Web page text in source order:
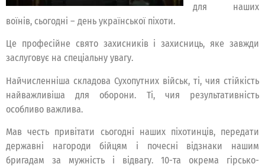
для наших
воїнів, сьогодні – день української піхоти.
Це професійне свято захисників і захисниць, яке завжди
заслуговує на спеціальну увагу.
Найчисленніша складова Сухопутних військ, ті, чия стійкість
найважливіша для оборони. Ті, чия результативність
особливо важлива.
Мав честь привітати сьогодні наших піхотинців, передати
державні нагороди бійцям і почесні відзнаки нашим
бригадам за мужність і відвагу. 10-та окрема гірсько-